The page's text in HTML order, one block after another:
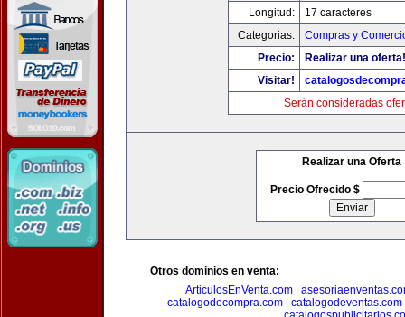
Longitud:
17 caracteres
Categorias:
Compras y
Precio:
Realizar una oferta!
Visitar!
Serán consideradas
Realizar una Oferta
Precio Ofrecido $
Otros dominios en venta:
ArticulosEnVenta.com|
catalogodecompra.com| catalogodeventas.com